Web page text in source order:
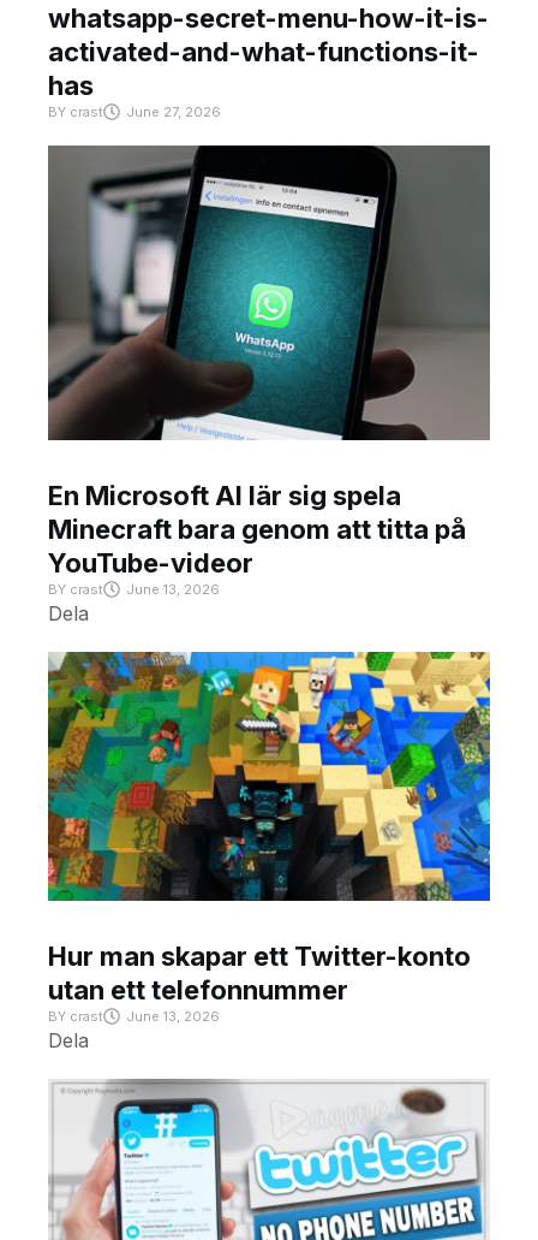
whatsapp-secret-menu-how-it-is-
activated-and-what-functions-it-
has
BY crast June 27, 2026
En Microsoft AI lär sig spela
Minecraft bara genom att titta på
YouTube-videor
BY crast June 13, 2026
Dela
Hur man skapar ett Twitter-konto
utan ett telefonnummer
BY crast June 13, 2026
Dela